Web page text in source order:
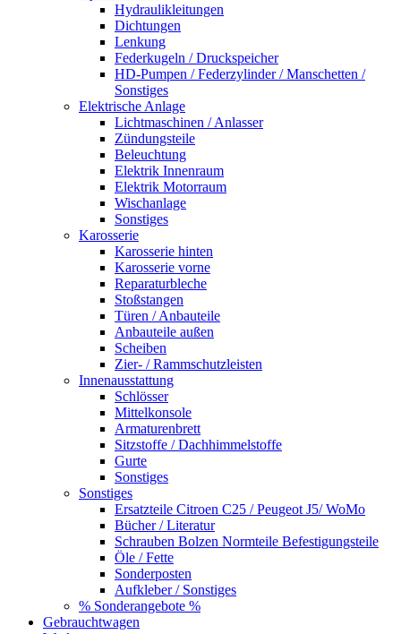
Hydraulikleitungen
Dichtungen
Lenkung
Federkugeln / Druckspeicher
HD-Pumpen / Federzylinder / Manschetten /
Sonstiges
Elektrische Anlage
Lichtmaschinen / Anlasser
Zündungsteile
Beleuchtung
Elektrik Innenraum
Elektrik Motorraum
Wischanlage
Sonstiges
Karosserie
Karosserie hinten
Karosserie vorne
Reparaturbleche
Stoßstangen
Türen / Anbauteile
Anbauteile außen
Scheiben
Zier- / Rammschutzleisten
Innenausstattung
Schlösser
Mittelkonsole
Armaturenbrett
Sitzstoffe / Dachhimmelstoffe
Gurte
Sonstiges
Sonstiges
Ersatzteile Citroen C25 / Peugeot J5/ WoMo
Bücher / Literatur
Schrauben Bolzen Normteile Befestigungsteile
Öle / Fette
Sonderposten
Aufkleber / Sonstiges
% Sonderangebote %
Gebrauchtwagen